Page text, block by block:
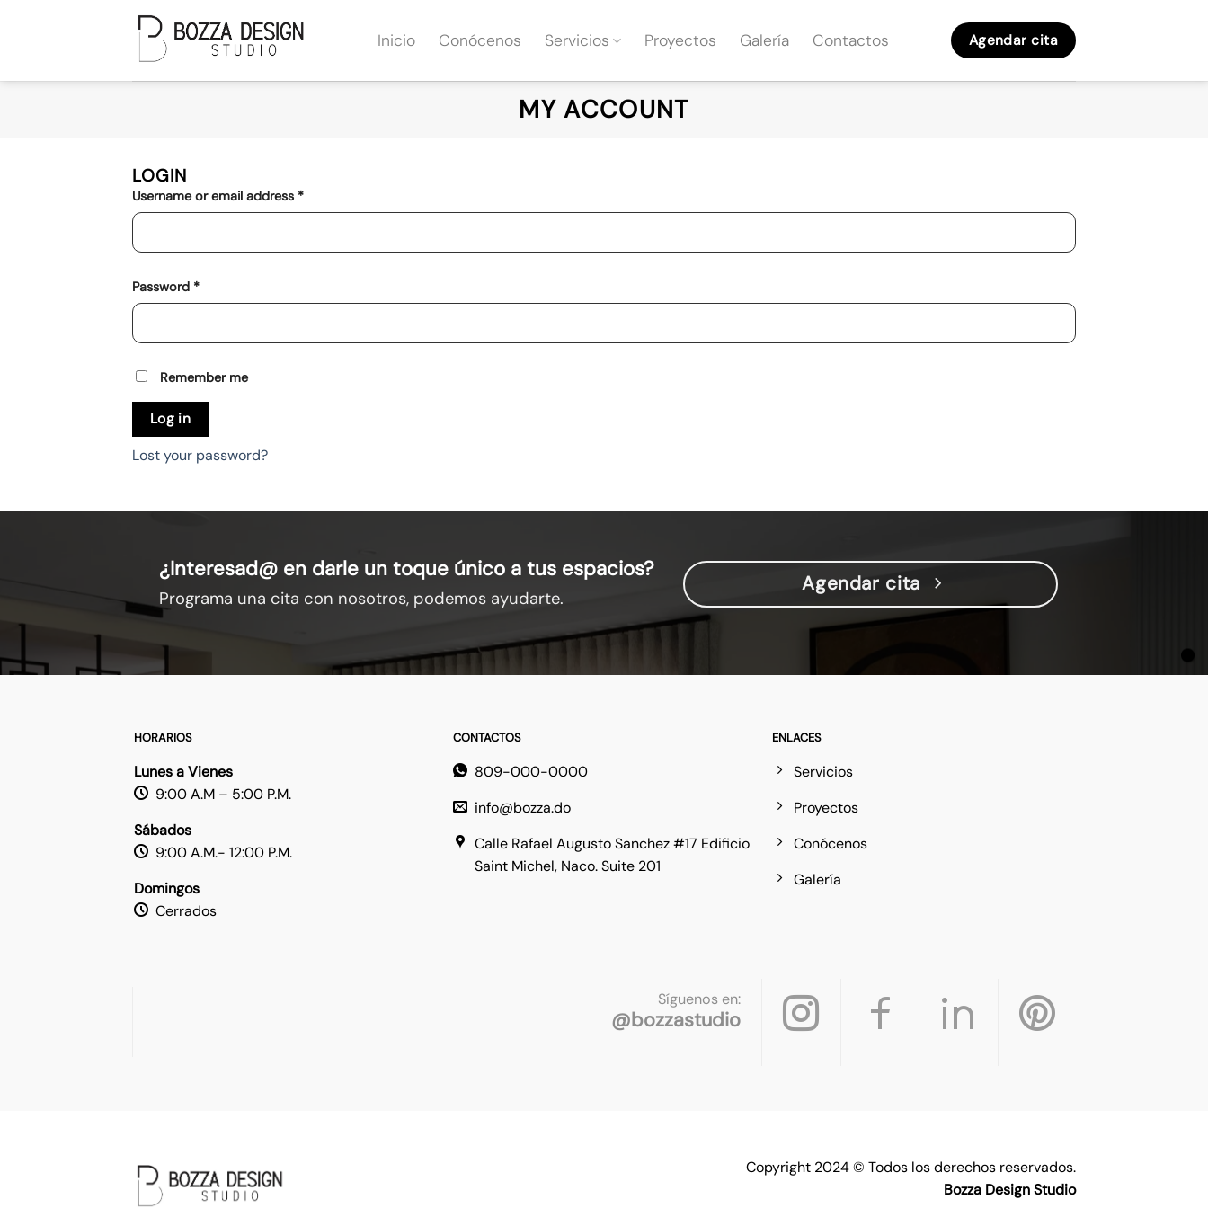
Inicio Conócenos Servicios Proyectos Galería Contactos Agendar cita
MY ACCOUNT
LOGIN
Username or email address *Required
Password *Required
Remember me
Log in
Lost your password?
¿Interesad@ en darle un toque único a tus espacios?
Programa una cita con nosotros, podemos ayudarte.
Agendar cita
HORARIOS
Lunes a Vienes
9:00 A.M – 5:00 P.M.
Sábados
9:00 A.M.- 12:00 P.M.
Domingos
Cerrados
CONTACTOS
809-000-0000
info@bozza.do
Calle Rafael Augusto Sanchez #17 Edificio
Saint Michel, Naco. Suite 201
ENLACES
Servicios
Proyectos
Conócenos
Galería
Síguenos en:
@bozzastudio
Copyright 2024 © Todos los derechos reservados.
Bozza Design Studio